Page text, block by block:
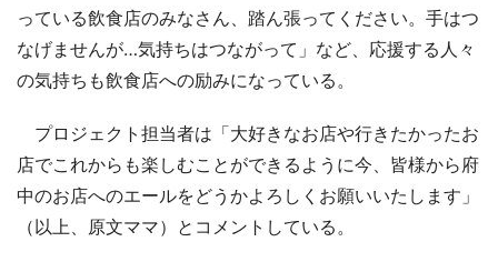
っている飲食店のみなさん、踏ん張ってください。手はつ
なげませんが…気持ちはつながって」など、応援する人々
の気持ちも飲食店への励みになっている。
プロジェクト担当者は「大好きなお店や行きたかったお
店でこれからも楽しむことができるように今、皆様から府
中のお店へのエールをどうかよろしくお願いいたします」
（以上、原文ママ）とコメントしている。